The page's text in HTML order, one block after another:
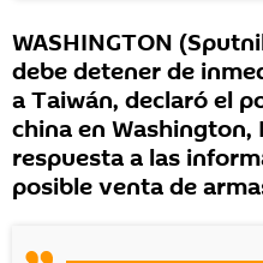
WASHINGTON
debe detener de
a Taiwán, declaró el
china en Washington,
respuesta a las
posible venta de